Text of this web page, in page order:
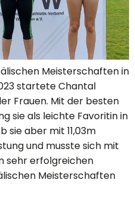
Meisterschaften in
startete Chantal
Frauen. Mit der besten
sie als leichte Favoritin in
sie aber mit 11,03m
und musste sich mit
sehr erfolgreichen
Meisterschaften